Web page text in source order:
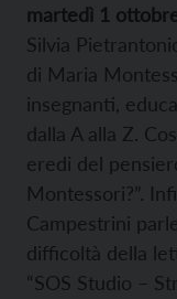
martedì 1
Silvia
di Maria
insegnanti,
dalla A alla Z.
eredi del
Montessori?”.
Campestrini
difficoltà della
“SOS Studio –